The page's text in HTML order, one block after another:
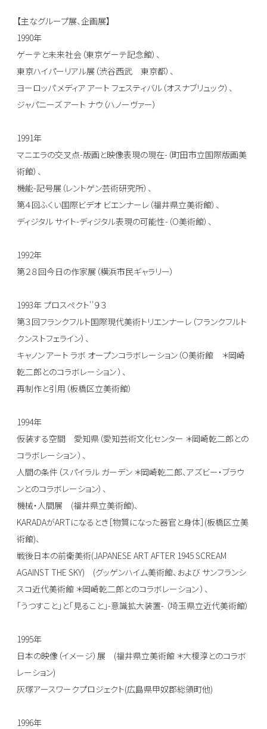
【主なグループ展、企画展】
1990年
ゲーテと未来社会（東京ゲーテ記念館）、
東京ハイパーリアル展（渋谷西武 東京都）、
ヨーロッパ メディア アート フェスティバル（オスナブリュック）、
ジャパニーズ アート ナウ（ハノーヴァー）
1991年
マニエラの交叉点-版画と映像表現の現在-（町田市立国際版画美
術館）、
機能-記号展（レントゲン芸術研究所）、
第４回ふくい国際ビデオ ビエンナーレ（福井県立美術館）、
ディジタル サイト-ディジタル表現の可能性-（O美術館）、
1992年
第２８回今日の作家展（横浜市民ギャラリー）
1993年 プロスペクト''９３
第３回フランクフルト国際現代美術トリエンナーレ（フランクフルト
クンストフェライン）、
キャノン アート ラボ オープンコラボレーション（O美術館 ＊岡崎
乾二郎とのコラボレーション ）、
再制作と引用（板橋区立美術館）
1994年
仮装する空間 愛知県（愛知芸術文化センター ＊岡崎乾二郎との
コラボレーション ）、
人間の条件（スパイラル ガーデン ＊岡崎乾二郎、アズビー・ブラウ
ンとのコラボレーション）、
機械・人間展 (福井県立美術館)、
KARADAがARTになるとき［物質になった器官と身体］(板橋区立美
術館)、
戦後日本の前衛美術(JAPANESE ART AFTER 1945 SCREAM
AGAINST THE SKY) (グッゲンハイム美術館、および サンフランシ
スコ近代美術館 ＊岡崎乾二郎とのコラボレーション ）、
「うつすこと」と「見ること」-意識拡大装置- （埼玉県立近代美術館）
1995年
日本の映像（イメージ）展 (福井県立美術館 ＊大榎淳とのコラボ
レーション)
灰塚アースワークプロジェクト(広島県甲奴郡総領町他)
1996年